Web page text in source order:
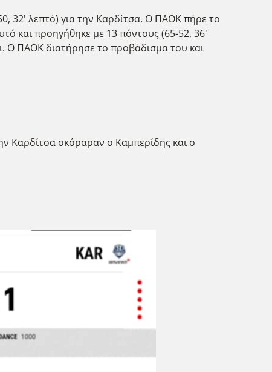
32' λεπτό) για την Καρδίτσα. Ο ΠΑΟΚ πήρε το
και προηγήθηκε με 13 πόντους (65-52, 36'
Ο ΠΑΟΚ διατήρησε το προβάδισμα του και
Καρδίτσα σκόραραν ο Καμπερίδης και ο